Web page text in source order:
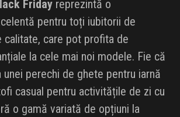
Friday reprezintă o
pentru toți iubitorii de
calitate, care pot profita de
la cele mai noi modele. Fie că
perechi de ghete pentru iarnă
casual pentru activitățile de zi cu
o gamă variată de opțiuni la